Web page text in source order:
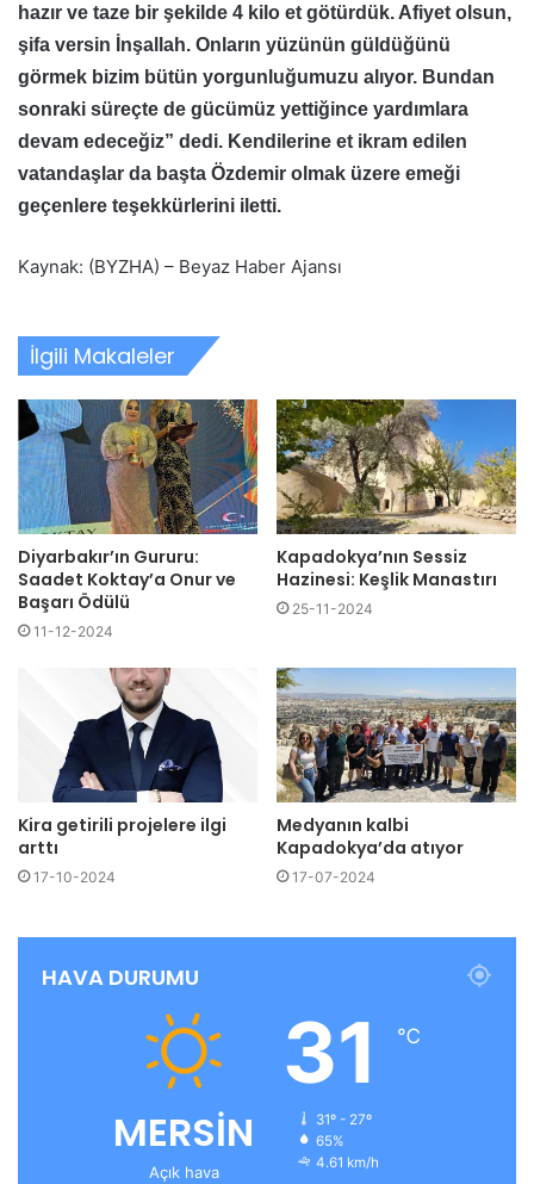
hazır ve taze bir şekilde 4 kilo et götürdük. Afiyet olsun,
şifa versin İnşallah. Onların yüzünün güldüğünü
görmek bizim bütün yorgunluğumuzu alıyor. Bundan
sonraki süreçte de gücümüz yettiğince yardımlara
devam edeceğiz” dedi. Kendilerine et ikram edilen
vatandaşlar da başta Özdemir olmak üzere emeği
geçenlere teşekkürlerini iletti.
Kaynak: (BYZHA) – Beyaz Haber Ajansı
İlgili Makaleler
Diyarbakır’ın Gururu:
Saadet Koktay’a Onur ve
Başarı Ödülü
11-12-2024
Kapadokya’nın Sessiz
Hazinesi: Keşlik Manastırı
25-11-2024
Kira getirili projelere ilgi
arttı
17-10-2024
Medyanın kalbi
Kapadokya’da atıyor
17-07-2024
HAVA DURUMU
MERSİN
Açık hava
31 ℃
31º - 27º
65%
4.61 km/h